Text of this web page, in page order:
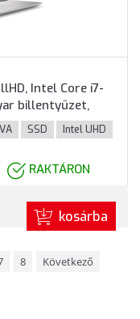
Intel Core i7-
billentyűzet,
Platinaezüst
SSD Intel UHD
RAKTÁRON
kosárba
8
Következő